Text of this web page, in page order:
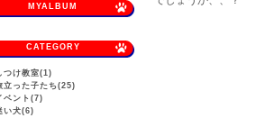
MYALBUM
CATEGORY
つけ教室(1)
立った子たち(25)
ベント(7)
い犬(6)